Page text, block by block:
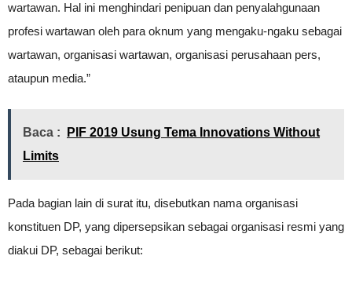
wartawan. Hal ini menghindari penipuan dan penyalahgunaan
profesi wartawan oleh para oknum yang mengaku-ngaku sebagai
wartawan, organisasi wartawan, organisasi perusahaan pers,
ataupun media.”
Baca :
PIF 2019 Usung Tema Innovations Without
Limits
Pada bagian lain di surat itu, disebutkan nama organisasi
konstituen DP, yang dipersepsikan sebagai organisasi resmi yang
diakui DP, sebagai berikut: